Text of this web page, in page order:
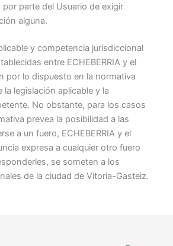
por parte del Usuario de exigir
alguna.
y competencia jurisdiccional
entre ECHEBERRIA y el
por lo dispuesto en la normativa
la legislación aplicable y la
No obstante, para los casos
prevea la posibilidad a las
a un fuero, ECHEBERRIA y el
expresa a cualquier otro fuero
se someten a los
de la ciudad de Vitoria-Gasteiz.